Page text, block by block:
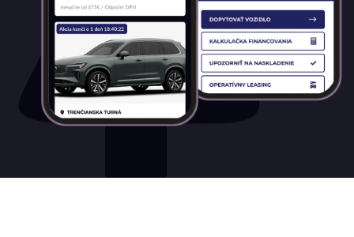
Plugin hybrid
Prevodovka
Automatická
Automatická – bezstupňová
Najazdené kilometre